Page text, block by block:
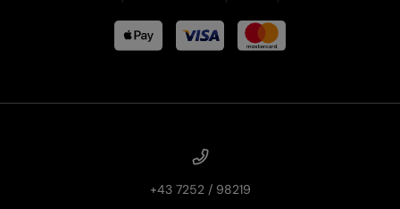
+43 7252 / 98219